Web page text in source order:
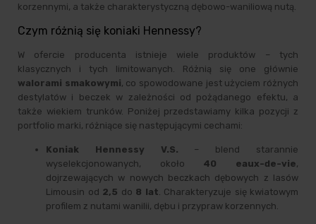
korzennymi, a także charakterystyczną dębowo-waniliową nutą.
Czym różnią się koniaki Hennessy?
W ofercie producenta istnieje wiele produktów – tych
klasycznych i tych limitowanych. Różnią się one głównie
walorami smakowymi, co spowodowane jest użyciem różnych
destylatów i beczek w zależności od pożądanego efektu, a
także wiekiem trunków. Poniżej przedstawiamy kilka pozycji z
portfolio marki, różniące się następującymi cechami:
Koniak Hennessy V.S. – blend starannie
wyselekcjonowanych, około 40 eaux-de-vie,
dojrzewających w nowych beczkach dębowych z lasów
Limousin od 2,5 do 8 lat . Charakteryzuje się kwiatowym
profilem z nutami wanilii, dębu i przypraw korzennych.